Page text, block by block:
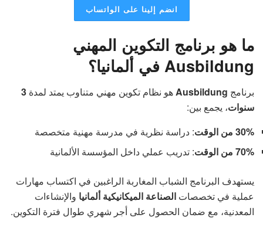
انضم إلينا على الواتساب
ما هو برنامج التكوين المهني
Ausbildung في ألمانيا؟
برنامج Ausbildungهو نظام تكوين مهني متناوب يمتد لمدة 3
سنوات، يجمع بين:
30% من الوقت
: دراسة نظرية في مدرسة مهنية متخصصة
70% من الوقت
: تدريب عملي داخل المؤسسة الألمانية
يستهدف البرنامج الشباب المغاربة الراغبين في اكتساب مهارات
عملية في تخصصات الصناعة الميكانيكية ألمانيا والإنشاءات
المعدنية، مع ضمان الحصول على أجر شهري طوال فترة التكوين.